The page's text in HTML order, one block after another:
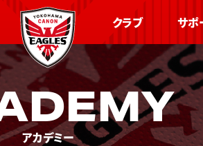
クラブ サポ
アカデミー